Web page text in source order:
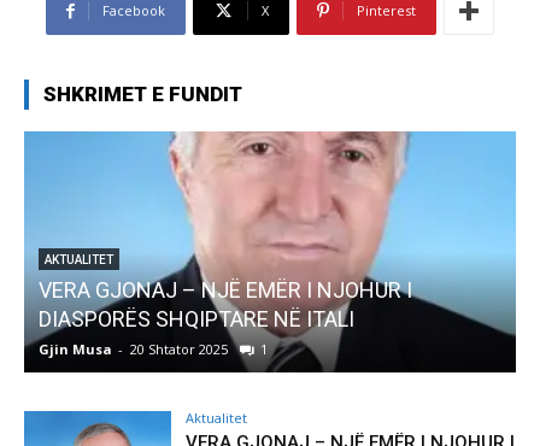
Facebook X Pinterest
SHKRIMET E FUNDIT
AKTUALITET
VERA GJONAJ – NJË EMËR I NJOHUR I
DIASPORËS SHQIPTARE NË ITALI
Gjin Musa - 20 Shtator 2025 1
Aktualitet